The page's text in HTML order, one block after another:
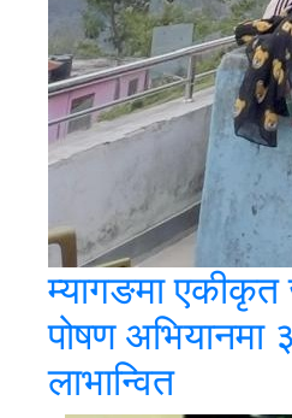
म्यागङमा
पोषण अभियानमा
लाभान्वित